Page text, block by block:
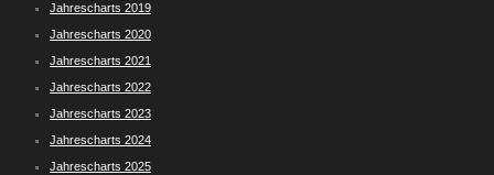
Jahrescharts 2019
Jahrescharts 2020
Jahrescharts 2021
Jahrescharts 2022
Jahrescharts 2023
Jahrescharts 2024
Jahrescharts 2025